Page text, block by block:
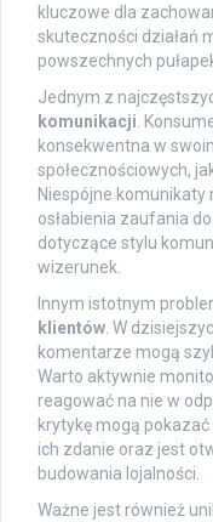
kluczowe dla
skuteczności działań
powszechnych
Jednym z
komunikacji .
konsekwentna w
społecznościowych,
Niespójne
osłabienia zaufania
dotyczące stylu
wizerunek.
Innym istotnym
klientów . W
komentarze mogą
Warto aktywnie
reagować na nie w
krytykę mogą
ich zdanie oraz jest
budowania lojalności.
Ważne jest również